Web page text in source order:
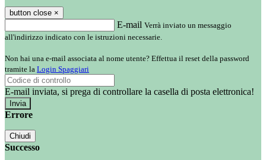
button close ×
E-mail Verrà inviato un messaggio
all'indirizzo indicato con le istruzioni necessarie.
Non hai una e-mail associata al nome utente? Effettua il reset della password
tramite la Login Spaggiari
E-mail inviata, si prega di controllare la casella di posta elettronica!
Errore
Chiudi
Successo